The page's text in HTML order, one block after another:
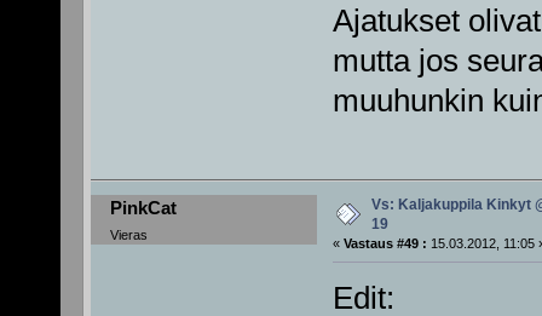
Ajatukset
mutta jos
muuhunkin
PinkCat
Vieras
Vs: Kaljakuppila Kinkyt
19
« Vastaus #49 : 15.03.2012, 11:05
Edit: